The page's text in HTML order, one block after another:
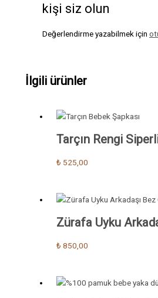
kişi siz olun
Değerlendirme yazabilmek için
İlgili ürünler
Tarçın Rengi
₺ 525,00
Zürafa Uyku
₺ 850,00